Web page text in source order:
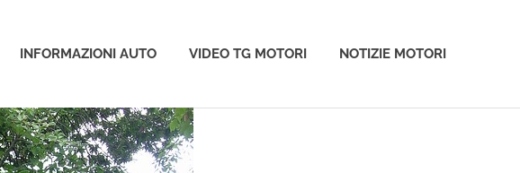
INFORMAZIONI AUTO VIDEO TG MOTORI NOTIZIE MOTORI